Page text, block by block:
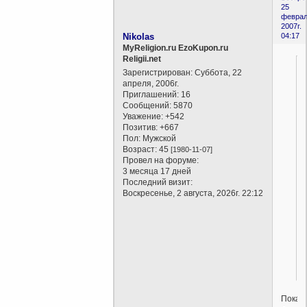
25
2007г.
04:17
Nikolas
MyReligion.ru EzoKupon.ru
Religii.net
Зарегистрирован: Суббота, 22
апреля, 2006г.
Приглашений: 16
Сообщений: 5870
Уважение: +542
Позитив: +667
Пол: Мужской
Возраст: 45[1980-11-07]
Провел на форуме:
3 месяца 17 дней
Последний визит:
Воскресенье, 2 августа, 2026г. 22:12
Пока